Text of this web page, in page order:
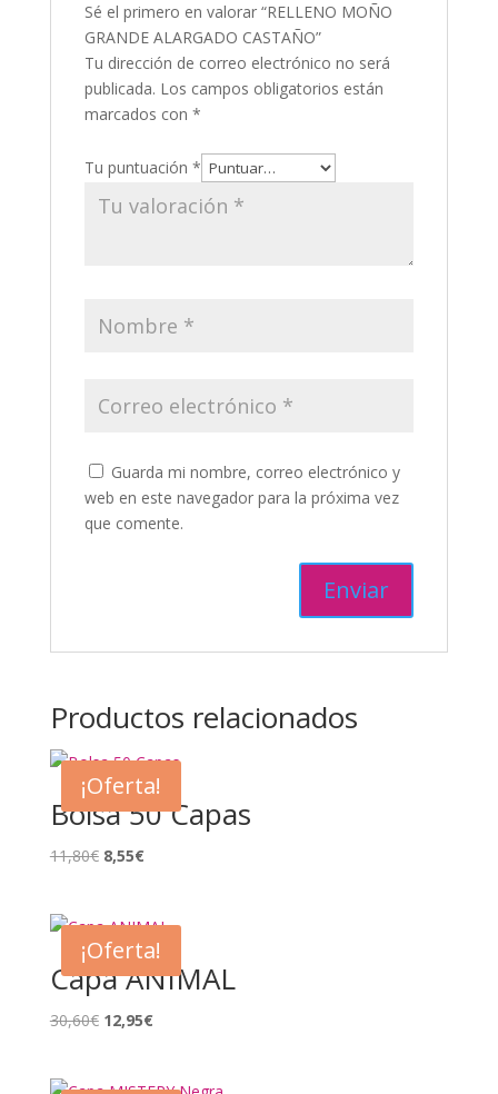
Sé el primero en valorar “RELLENO MOÑO
GRANDE ALARGADO CASTAÑO”
Tu dirección de correo electrónico no será
publicada. Los campos obligatorios están
marcados con *
Tu puntuación *
Guarda mi nombre, correo electrónico y
web en este navegador para la próxima vez
que comente.
Productos relacionados
¡Oferta!
Bolsa 50 Capas
11,80€ El
era:
11,80€.
8,55€El
es:
8,55€.
¡Oferta!
Capa ANIMAL
30,60€ El
12,95€El